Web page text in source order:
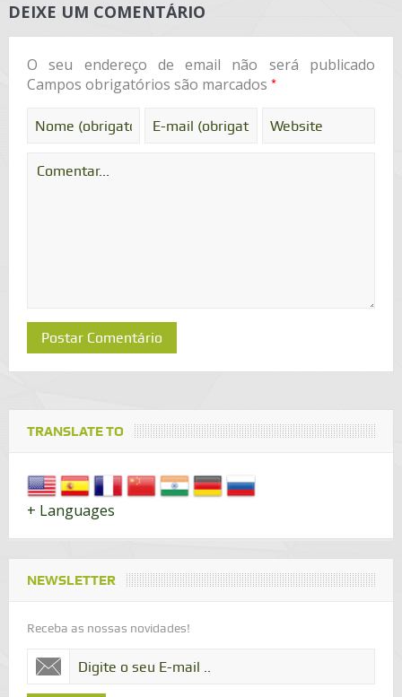
DEIXE UM COMENTÁRIO
O seu endereço de email não será publicado
Campos obrigatórios são marcados *
TRANSLATE TO
+ Languages
NEWSLETTER
Receba as nossas novidades!